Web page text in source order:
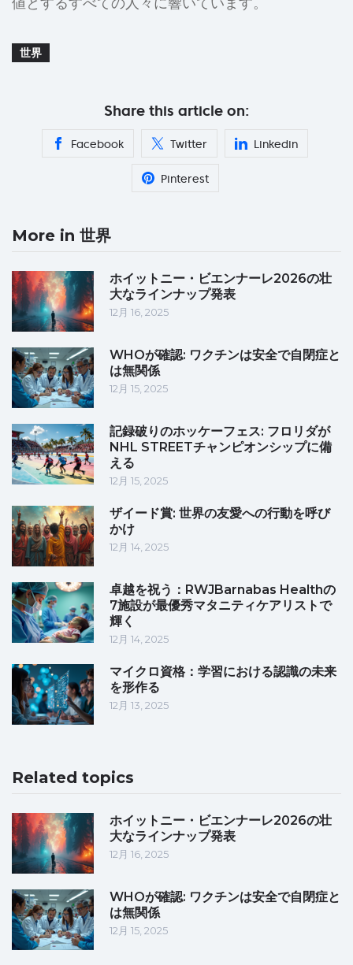
世界
Share this article on:
Facebook Twitter Linkedin
Pinterest
More in 世界
ホイットニー・ビエンナーレ2026の壮
大なラインナップ発表
12月 16, 2025
WHOが確認: ワクチンは安全で自閉症と
は無関係
12月 15, 2025
記録破りのホッケーフェス: フロリダが
NHL STREETチャンピオンシップに備
える
12月 15, 2025
ザイード賞: 世界の友愛への行動を呼び
かけ
12月 14, 2025
卓越を祝う：RWJBarnabas Healthの
7施設が最優秀マタニティケアリストで
輝く
12月 14, 2025
マイクロ資格：学習における認識の未来
を形作る
12月 13, 2025
Related topics
ホイットニー・ビエンナーレ2026の壮
大なラインナップ発表
12月 16, 2025
WHOが確認: ワクチンは安全で自閉症と
は無関係
12月 15, 2025